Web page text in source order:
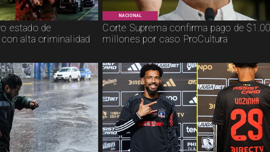
estado de
alta criminalidad
NACIONAL
Corte Suprema confirma pago de
millones por caso ProCultura